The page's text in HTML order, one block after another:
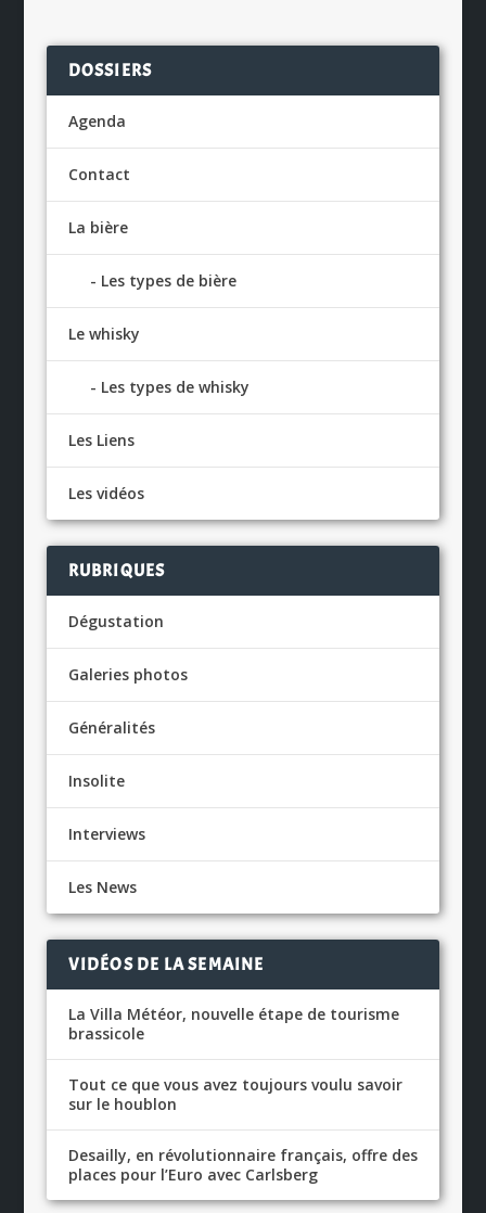
DOSSIERS
Agenda
Contact
La bière
Les types de bière
Le whisky
Les types de whisky
Les Liens
Les vidéos
RUBRIQUES
Dégustation
Galeries photos
Généralités
Insolite
Interviews
Les News
VIDÉOS DE LA SEMAINE
La Villa Météor, nouvelle étape de tourisme
brassicole
Tout ce que vous avez toujours voulu savoir
sur le houblon
Desailly, en révolutionnaire français, offre des
places pour l’Euro avec Carlsberg